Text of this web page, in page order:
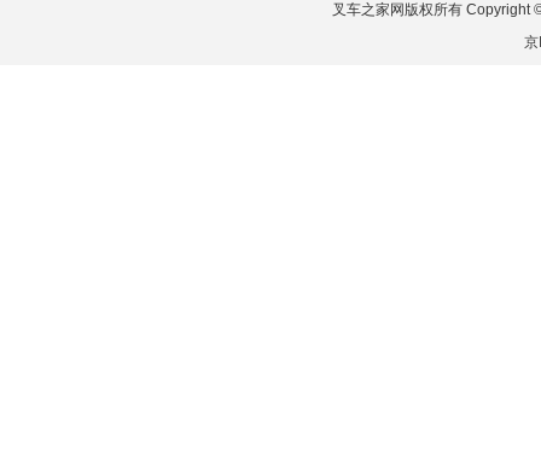
叉车之家网版权所有 Copyright